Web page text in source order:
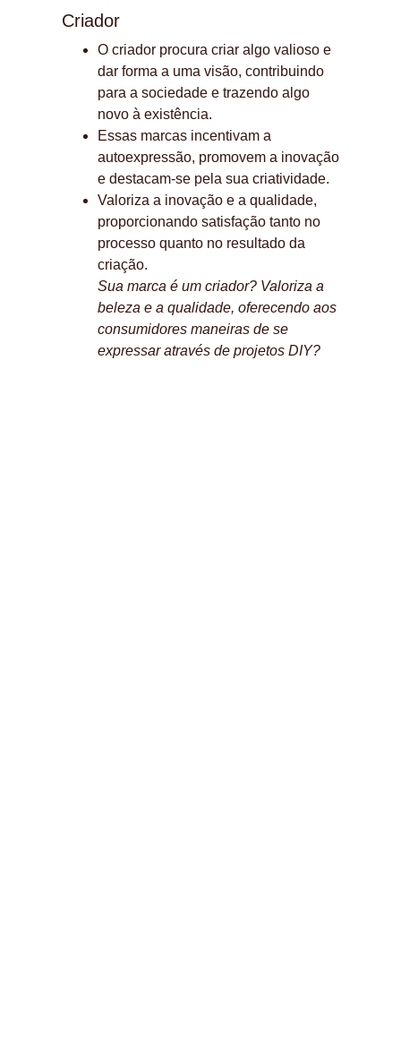
Criador
O criador procura criar algo valioso e
dar forma a uma visão, contribuindo
para a sociedade e trazendo algo
novo à existência.
Essas marcas incentivam a
autoexpressão, promovem a inovação
e destacam-se pela sua criatividade.
Valoriza a inovação e a qualidade,
proporcionando satisfação tanto no
processo quanto no resultado da
criação.
Sua marca é um criador? Valoriza a
beleza e a qualidade, oferecendo aos
consumidores maneiras de se
expressar através de projetos DIY?